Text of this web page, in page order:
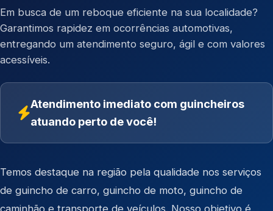
Em busca de um reboque eficiente na sua localidade?
Garantimos rapidez em ocorrências automotivas,
entregando um atendimento seguro, ágil e com valores
acessíveis.
Atendimento imediato com guincheiros
atuando perto de você!
Temos destaque na região pela qualidade nos serviços
de guincho de carro, guincho de moto, guincho de
caminhão e transporte de veículos . Nosso objetivo é